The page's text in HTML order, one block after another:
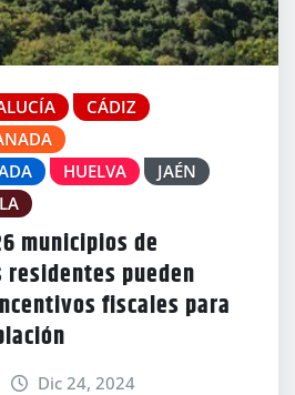
CÁDIZ
HUELVA
JAÉN
municipios de
residentes pueden
fiscales para
Dic 24, 2024